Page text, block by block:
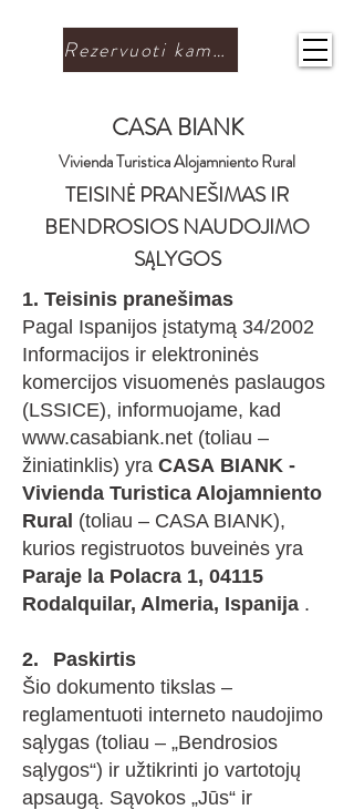
Rezervuoti kambarį
CASA BIANK
Vivienda Turistica Alojamniento Rural
TEISINĖ PRANEŠIMAS IR
BENDROSIOS NAUDOJIMO
SĄLYGOS
1. Teisinis pranešimas
Pagal Ispanijos įstatymą 34/2002
Informacijos ir elektroninės
komercijos visuomenės paslaugos
(LSSICE), informuojame, kad
www.casabiank.net (toliau –
žiniatinklis) yra CASA BIANK -
Vivienda Turistica Alojamniento
Rural (toliau – CASA BIANK),
kurios registruotos buveinės yra
Paraje la Polacra 1, 04115
Rodalquilar, Almeria, Ispanija .
2.
Paskirtis
Šio dokumento tikslas –
reglamentuoti interneto naudojimo
sąlygas (toliau – „Bendrosios
sąlygos“) ir užtikrinti jo vartotojų
apsaugą. Sąvokos „Jūs“ ir